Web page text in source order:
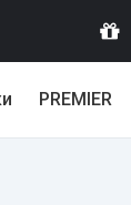
PREMIER